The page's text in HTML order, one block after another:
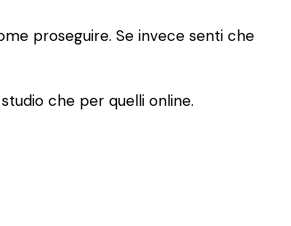
proseguire. Se invece senti che
che per quelli online.